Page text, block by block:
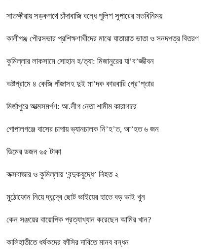
সাতক্ষীরায় সড়কপথে চাঁদাবাজি বন্ধে পুলিশ সুপারের মতবিনিময়
কালীগঞ্জ পৌরসভার প্রশিক্ষণার্থীদের মাঝে যাতায়াত ভাতা ও সনদপত্র বিতরণ
কুমিল্লার লাকসামে সোহান হ/ত্যা: মিজানুরের যা’ব’জ্জীবন
অষ্টগ্রামে ৪ কেজি গাঁজাসহ দুই মা’দক কারবারি গ্রে’প্তার
মির্জাপুরে আত্মসমর্পণ: আ.লীগ নেতা শামীম কারাগারে
গোপালগঞ্জে বাসের চাপায় ভ্যানচালক নি’হ’ত, আ’হত ৬ জন
ডিমের ডজন ৬৫ টাকা
কক্সবাজার ও কুমিল্লায় ‘বন্দুকযুদ্ধে’ নিহত ২
মুঠোফোন নিয়ে দ্বন্দ্বে ছোট ভাইয়ের হাতে বড় ভাই খুন
কেন সঞ্জয়ের বায়োপিক প্রত্যাখ্যান করেছেন আমির খান?
কালিহাতীতে ধর্ষকদের ফাঁসির দাবিতে মানব বন্ধন